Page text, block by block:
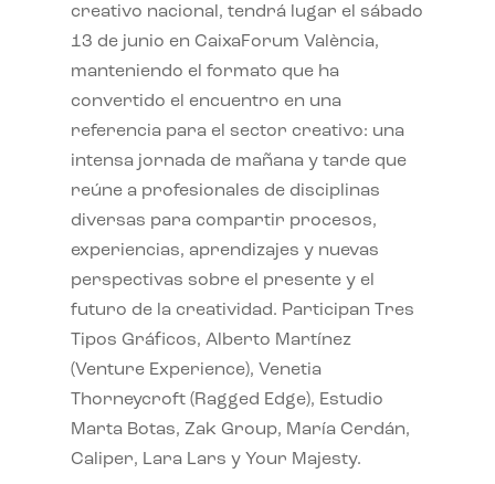
creativo nacional, tendrá lugar el sábado
13 de junio en CaixaForum València,
manteniendo el formato que ha
convertido el encuentro en una
referencia para el sector creativo: una
intensa jornada de mañana y tarde que
reúne a profesionales de disciplinas
diversas para compartir procesos,
experiencias, aprendizajes y nuevas
perspectivas sobre el presente y el
futuro de la creatividad. Participan Tres
Tipos Gráficos, Alberto Martínez
(Venture Experience), Venetia
Thorneycroft (Ragged Edge), Estudio
Marta Botas, Zak Group, María Cerdán,
Caliper, Lara Lars y Your Majesty.